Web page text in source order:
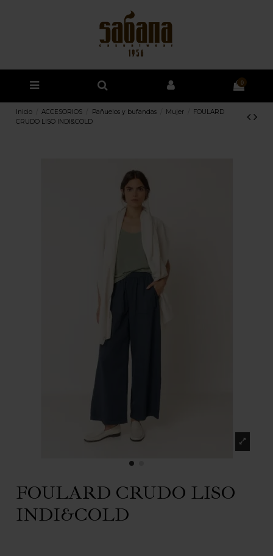
0
Inicio ACCESORIOS Pañuelos y bufandas Mujer
FOULARD
CRUDO LISO INDI&COLD
FOULARD CRUDO LISO
INDI&COLD